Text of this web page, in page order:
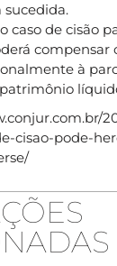
sucedida.
caso de cisão
compensar
à
cisao-pode-